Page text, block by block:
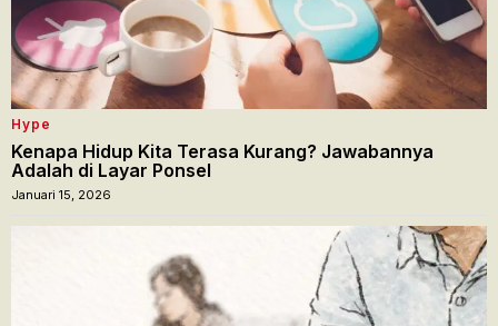
Hype
Kenapa Hidup Kita Terasa Kurang? Jawabannya
Adalah di Layar Ponsel
Januari 15, 2026